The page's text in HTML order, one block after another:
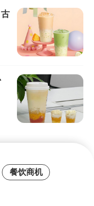
餐饮商机